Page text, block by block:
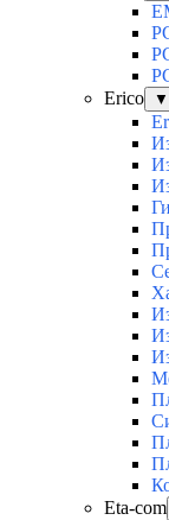
Erico
▼
Eta-com